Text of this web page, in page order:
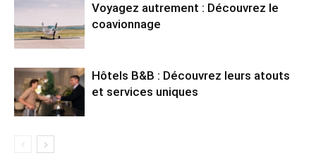
Voyagez autrement : Découvrez le
coavionnage
Hôtels B&B : Découvrez leurs atouts
et services uniques